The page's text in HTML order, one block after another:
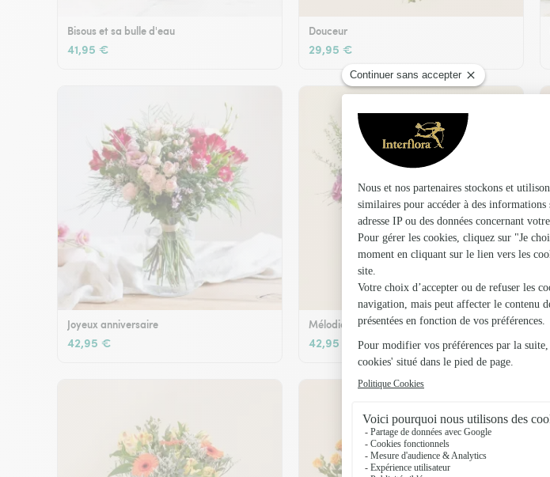
Bisous et sa bulle d'eau
41,95 €
Douceur
29,95 €
Joyeux anniversaire
42,95 €
Mélodie et son vase offert
42,95 €